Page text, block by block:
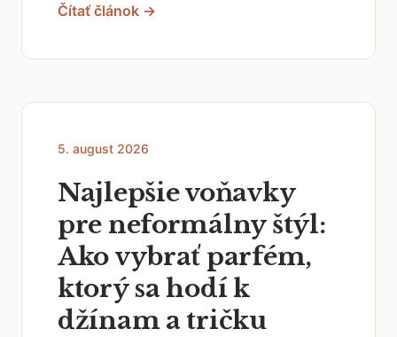
Čítať článok →
5. august 2026
Najlepšie voňavky
pre neformálny štýl:
Ako vybrať parfém,
ktorý sa hodí k
džínam a tričku